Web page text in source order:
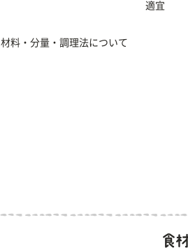
適宜
材料・分量・調理法について